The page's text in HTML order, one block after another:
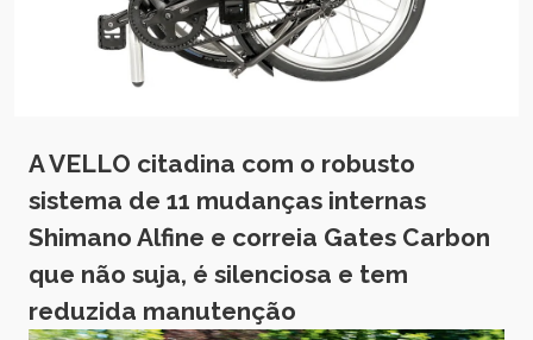
A VELLO citadina com o robusto
sistema de 11 mudanças internas
Shimano Alfine e correia Gates Carbon
que não suja, é silenciosa e tem
reduzida manutenção